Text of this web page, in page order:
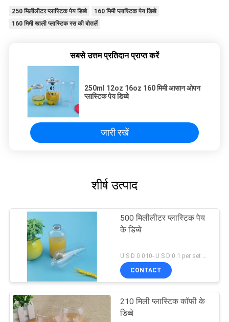
250 मिलीलीटर प्लास्टिक पेय डिब्बे
160 मिमी प्लास्टिक पेय डिब्बे
160 मिमी खाली प्लास्टिक रस की बोतलें
सबसे उत्तम प्रतिदान प्राप्त करें
250ml 12oz 16oz 160 मिमी आसान ओपन
प्लास्टिक पेय डिब्बे
जारी रखें
शीर्ष उत्पाद
500 मिलीलीटर प्लास्टिक पेय
के डिब्बे
U S D 0.010- U S D 0.1 per set MOQ:5000 सेट
CONTACT
210 मिली प्लास्टिक कॉफी के
डिब्बे